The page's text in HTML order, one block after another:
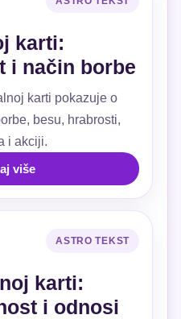
karti:
i način borbe
karti pokazuje o
besu, hrabrosti,
i akciji.
više
ASTRO TEKST
karti:
i odnosi